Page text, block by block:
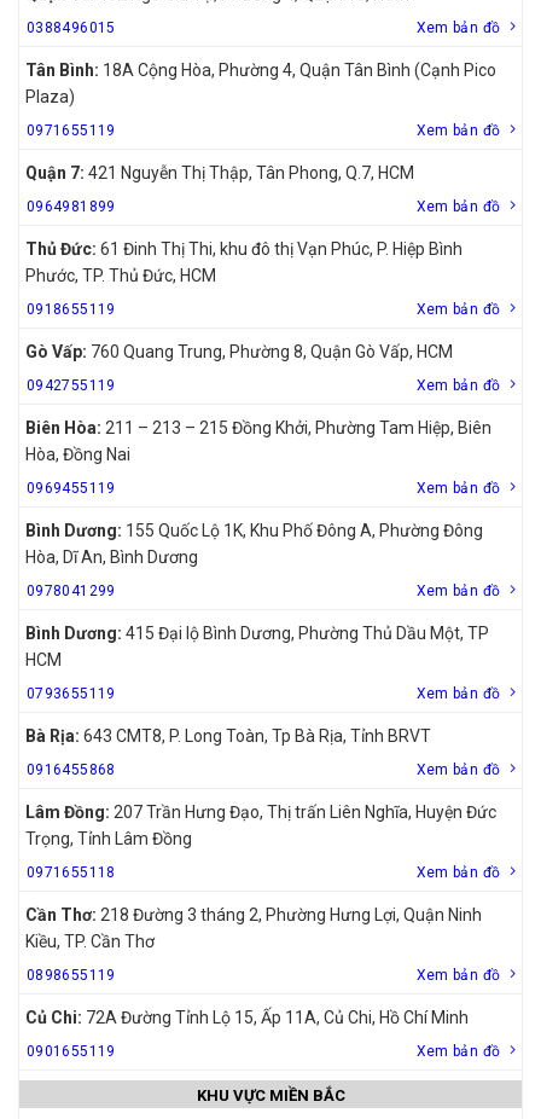
0388496015 Xem bản đồ
Tân Bình: 18A Cộng Hòa, Phường 4, Quận Tân Bình (Cạnh Pico
Plaza)
0971655119 Xem bản đồ
Quận 7: 421 Nguyễn Thị Thập, Tân Phong, Q.7, HCM
0964981899 Xem bản đồ
Thủ Đức: 61 Đinh Thị Thi, khu đô thị Vạn Phúc, P. Hiệp Bình
Phước, TP. Thủ Đức, HCM
0918655119 Xem bản đồ
Gò Vấp: 760 Quang Trung, Phường 8, Quận Gò Vấp, HCM
0942755119 Xem bản đồ
Biên Hòa: 211 – 213 – 215 Đồng Khởi, Phường Tam Hiệp, Biên
Hòa, Đồng Nai
0969455119 Xem bản đồ
Bình Dương: 155 Quốc Lộ 1K, Khu Phố Đông A, Phường Đông
Hòa, Dĩ An, Bình Dương
0978041299 Xem bản đồ
Bình Dương: 415 Đại lộ Bình Dương, Phường Thủ Dầu Một, TP
HCM
0793655119 Xem bản đồ
Bà Rịa: 643 CMT8, P. Long Toàn, Tp Bà Rịa, Tỉnh BRVT
0916455868 Xem bản đồ
Lâm Đồng: 207 Trần Hưng Đạo, Thị trấn Liên Nghĩa, Huyện Đức
Trọng, Tỉnh Lâm Đồng
0971655118 Xem bản đồ
Cần Thơ: 218 Đường 3 tháng 2, Phường Hưng Lợi, Quận Ninh
Kiều, TP. Cần Thơ
0898655119 Xem bản đồ
Củ Chi: 72A Đường Tỉnh Lộ 15, Ấp 11A, Củ Chi, Hồ Chí Minh
0901655119 Xem bản đồ
KHU VỰC MIỀN BẮC